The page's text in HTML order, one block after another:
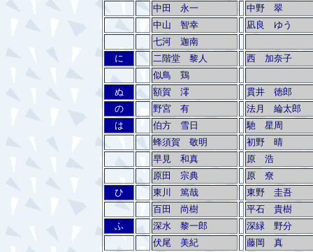
中田 永一
中野 翠
中山 智幸
凪良 ゆう
七河 迦南
に
二階堂 黎人
西 加奈子
似鳥 鶏
ぬ
額賀 澪
貫井 徳郎
の
野宮 有
法月 綸太郎
は
伯方 雪日
馳 星周
蜂須賀 敬明
初野 晴
早見 和真
原 浩
原田 宗典
原 尞
ひ
東川 篤哉
東野 圭吾
百田 尚樹
平石 貴樹
ふ
深水 黎一郎
深緑 野分
伏尾 美紀
藤岡 真